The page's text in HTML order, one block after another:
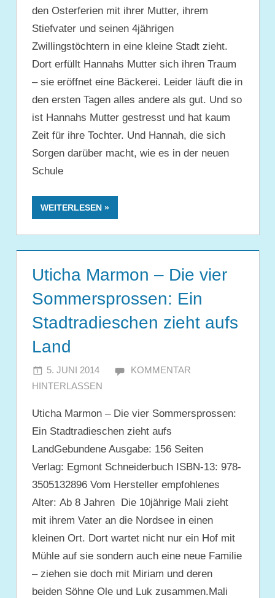
den Osterferien mit ihrer Mutter, ihrem
Stiefvater und seinen 4jährigen
Zwillingstöchtern in eine kleine Stadt zieht.
Dort erfüllt Hannahs Mutter sich ihren Traum
– sie eröffnet eine Bäckerei. Leider läuft die in
den ersten Tagen alles andere als gut. Und so
ist Hannahs Mutter gestresst und hat kaum
Zeit für ihre Tochter. Und Hannah, die sich
Sorgen darüber macht, wie es in der neuen
Schule
WEITERLESEN
Uticha Marmon – Die vier
Sommersprossen: Ein
Stadtradieschen zieht aufs
Land
5. JUNI 2014 JULIA
KOMMENTAR
HINTERLASSEN
Uticha Marmon – Die vier Sommersprossen:
Ein Stadtradieschen zieht aufs
LandGebundene Ausgabe: 156 Seiten
Verlag: Egmont Schneiderbuch ISBN-13: 978-
3505132896 Vom Hersteller empfohlenes
Alter: Ab 8 Jahren Die 10jährige Mali zieht
mit ihrem Vater an die Nordsee in einen
kleinen Ort. Dort wartet nicht nur ein Hof mit
Mühle auf sie sondern auch eine neue Familie
– ziehen sie doch mit Miriam und deren
beiden Söhne Ole und Luk zusammen.Mali